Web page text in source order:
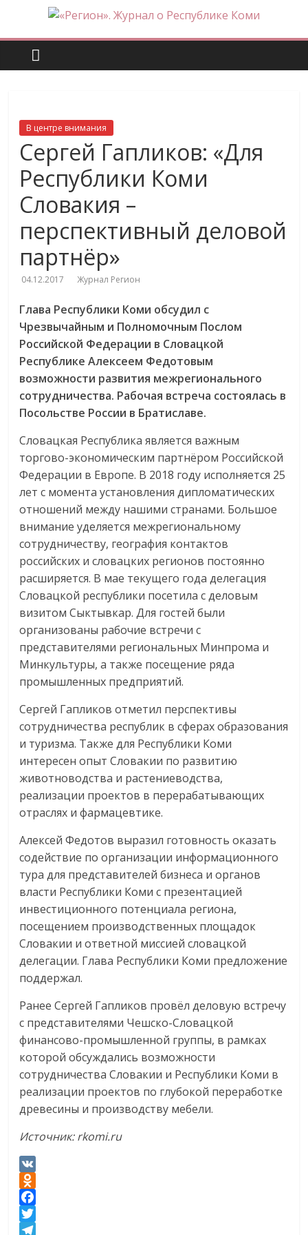
content
«Регион».
Журнал
о
Республике
Коми
В центре внимания
Сергей Гапликов: «Для
Республики Коми
Словакия –
перспективный деловой
партнёр»
04.12.2017 Журнал Регион
Глава Республики Коми обсудил с
Чрезвычайным и Полномочным Послом
Российской Федерации в Словацкой
Республике Алексеем Федотовым
возможности развития межрегионального
сотрудничества. Рабочая встреча состоялась в
Посольстве России в Братиславе.
Словацкая Республика является важным
торгово-экономическим партнёром Российской
Федерации в Европе. В 2018 году исполняется 25
лет с момента установления дипломатических
отношений между нашими странами. Большое
внимание уделяется межрегиональному
сотрудничеству, география контактов
российских и словацких регионов постоянно
расширяется. В мае текущего года делегация
Словацкой республики посетила с деловым
визитом Сыктывкар. Для гостей были
организованы рабочие встречи с
представителями региональных Минпрома и
Минкультуры, а также посещение ряда
промышленных предприятий.
Сергей Гапликов отметил перспективы
сотрудничества республик в сферах образования
и туризма. Также для Республики Коми
интересен опыт Словакии по развитию
животноводства и растениеводства,
реализации проектов в перерабатывающих
отраслях и фармацевтике.
Алексей Федотов выразил готовность оказать
содействие по организации информационного
тура для представителей бизнеса и органов
власти Республики Коми с презентацией
инвестиционного потенциала региона,
посещением производственных площадок
Словакии и ответной миссией словацкой
делегации. Глава Республики Коми предложение
поддержал.
Ранее Сергей Гапликов провёл деловую встречу
с представителями Чешско-Словацкой
финансово-промышленной группы, в рамках
которой обсуждались возможности
сотрудничества Словакии и Республики Коми в
реализации проектов по глубокой переработке
древесины и производству мебели.
Источник: rkomi.ru
V
K
O
d
n
F
a
T